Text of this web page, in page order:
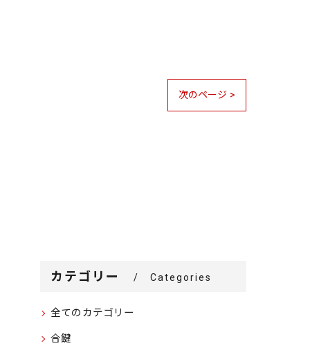
次のページ >
カテゴリー Categories
全てのカテゴリー
合鍵